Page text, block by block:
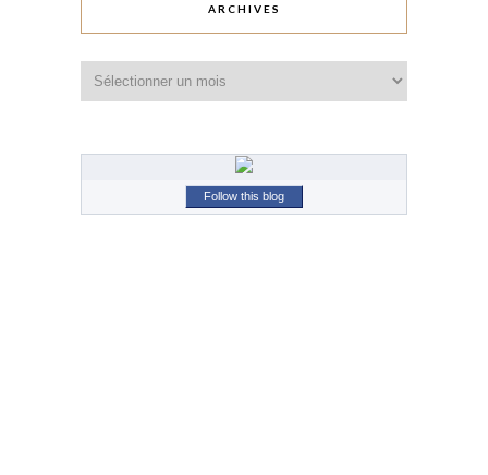
ARCHIVES
Follow this blog